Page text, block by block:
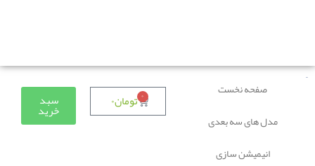
صفحه نخست
مدل های سه بعدی
انیمیشن سازی
تومان۰ ۰ سبد
خرید